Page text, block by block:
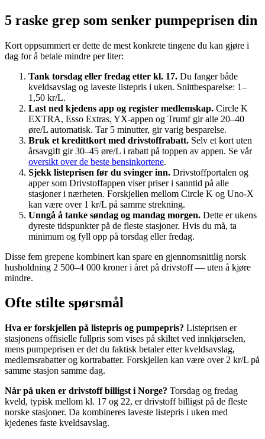
5 raske grep som senker pumpeprisen din
Kort oppsummert er dette de mest konkrete tingene du kan gjøre i
dag for å betale mindre per liter:
Tank torsdag eller fredag etter kl. 17. Du fanger både
kveldsavslag og laveste listepris i uken. Snittbesparelse: 1–
1,50 kr/L.
Last ned kjedens app og register medlemskap. Circle K
EXTRA, Esso Extras, YX-appen og Trumf gir alle 20–40
øre/L automatisk. Tar 5 minutter, gir varig besparelse.
Bruk et kredittkort med drivstoffrabatt. Selv et kort uten
årsavgift gir 30–45 øre/L i rabatt på toppen av appen. Se vår
oversikt over de beste bensinkortene.
Sjekk listeprisen før du svinger inn. Drivstoffportalen og
apper som Drivstoffappen viser priser i sanntid på alle
stasjoner i nærheten. Forskjellen mellom Circle K og Uno-X
kan være over 1 kr/L på samme strekning.
Unngå å tanke søndag og mandag morgen. Dette er ukens
dyreste tidspunkter på de fleste stasjoner. Hvis du må, ta
minimum og fyll opp på torsdag eller fredag.
Disse fem grepene kombinert kan spare en gjennomsnittlig norsk
husholdning 2 500–4 000 kroner i året på drivstoff — uten å kjøre
mindre.
Ofte stilte spørsmål
Hva er forskjellen på listepris og pumpepris? Listeprisen er
stasjonens offisielle fullpris som vises på skiltet ved innkjørselen,
mens pumpeprisen er det du faktisk betaler etter kveldsavslag,
medlemsrabatter og kortrabatter. Forskjellen kan være over 2 kr/L på
samme stasjon samme dag.
Når på uken er drivstoff billigst i Norge? Torsdag og fredag
kveld, typisk mellom kl. 17 og 22, er drivstoff billigst på de fleste
norske stasjoner. Da kombineres laveste listepris i uken med
kjedenes faste kveldsavslag.